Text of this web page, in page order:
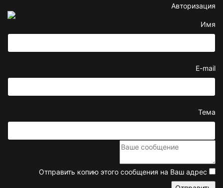
Авторизация
Имя
E-mail
Тема
Отправить копию этого сообщения на Ваш адрес